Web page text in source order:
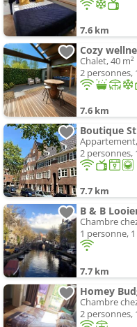
7.6 km
Chalet, 40 m²
2 personnes,
7.6 km
2 personnes,
7.7 km
B & B
Chambre
1 personne,
7.7 km
Homey
Chambre
2 personnes,